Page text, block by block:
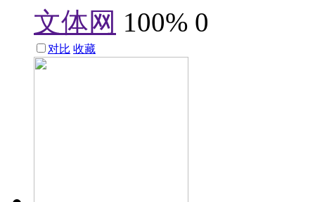
文体网 100% 0
对比 收藏